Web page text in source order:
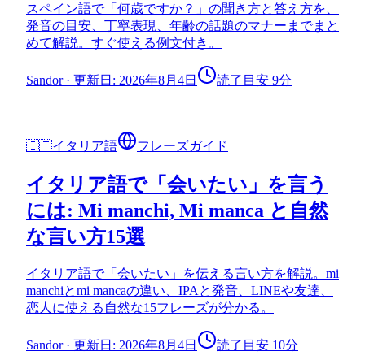
スペイン語で「何歳ですか？」の聞き方と答え方を、
発音の目安、丁寧表現、年齢の話題のマナーまでまと
めて解説。すぐ使える例文付き。
Sandor· 更新日: 2026年8月4日 読了目安 9分
🇮🇹イタリア語 フレーズガイド
イタリア語で「会いたい」を言う
には: Mi manchi, Mi manca と自然
な言い方15選
イタリア語で「会いたい」を伝える言い方を解説。mi
manchiとmi mancaの違い、IPAと発音、LINEや友達、
恋人に使える自然な15フレーズが分かる。
Sandor· 更新日: 2026年8月4日 読了目安 10分